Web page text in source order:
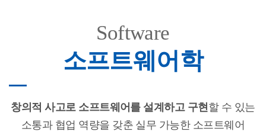
Software
소프트웨어학
창의적 사고로 소프트웨어를 설계하고 구현할 수 있는
소통과 협업 역량을 갖춘 실무 가능한 소프트웨어